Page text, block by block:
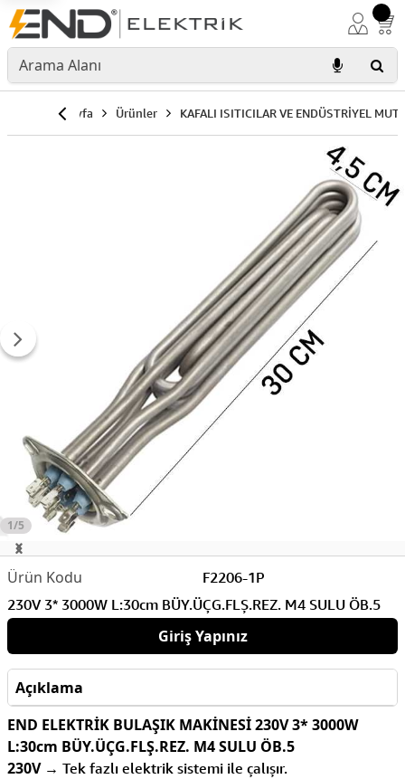
Anasayfa Ürünler KAFALI ISITICILAR VE ENDÜSTRİYEL
1/5
F2206-1P
230V 3* 3000W L:30cm BÜY.ÜÇG.FLŞ.REZ. M4 SULU ÖB.5
Giriş Yapınız
Açıklama
END ELEKTRİK BULAŞIK MAKİNESİ 230V 3* 3000W
L:30cm BÜY.ÜÇG.FLŞ.REZ. M4 SULU ÖB.5
230V→ Tek fazlı elektrik sistemi ile çalışır.